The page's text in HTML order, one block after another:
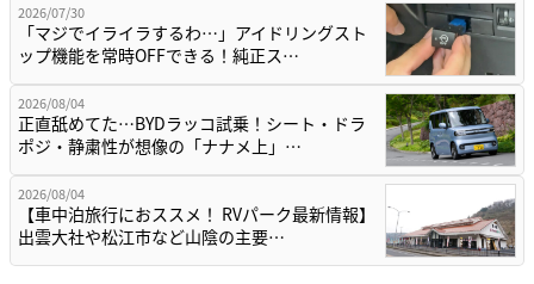
2026/07/30
「マジでイライラするわ…」アイドリングスト
ップ機能を常時OFFできる！純正ス…
2026/08/04
正直舐めてた…BYDラッコ試乗！シート・ドラ
ポジ・静粛性が想像の「ナナメ上」…
2026/08/04
【車中泊旅行におススメ！ RVパーク最新情報】
出雲大社や松江市など山陰の主要…